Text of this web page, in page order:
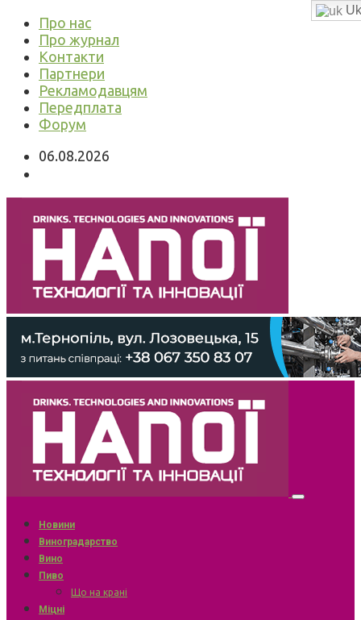
Про нас
Про журнал
Контакти
Партнери
Рекламодавцям
Передплата
Форум
06.08.2026
Новини
Виноградарство
Вино
Пиво
Що на крані
Міцні